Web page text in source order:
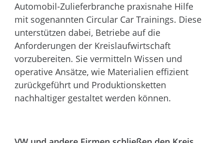
Automobil-Zulieferbranche praxisnahe Hilfe
mit sogenannten Circular Car Trainings. Diese
unterstützen dabei, Betriebe auf die
Anforderungen der Kreislaufwirtschaft
vorzubereiten. Sie vermitteln Wissen und
operative Ansätze, wie Materialien effizient
zurückgeführt und Produktionsketten
nachhaltiger gestaltet werden können.